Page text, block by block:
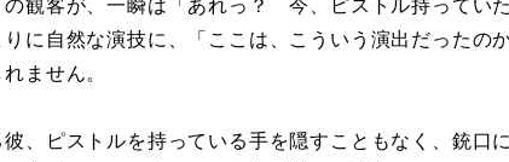
の観客が、一瞬は「あれっ？ 今、ピストル持ってい
に自然な演技に、「ここは、こういう演出だったの
ません。
、ピストルを持っている手を隠すこともなく、銃口